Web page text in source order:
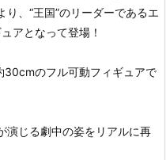
、“王国”のリーダーであるエ
アとなって登場！
30cmのフル可動フィギュアで
演じる劇中の姿をリアルに再